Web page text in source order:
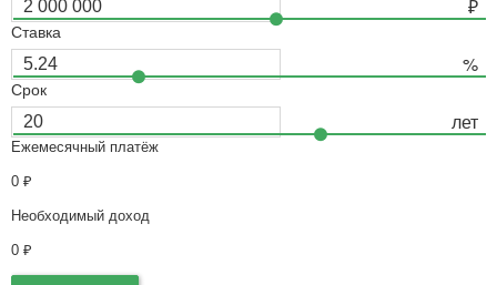
Ставка
Срок
Ежемесячный платёж
0 ₽
Необходимый доход
0 ₽